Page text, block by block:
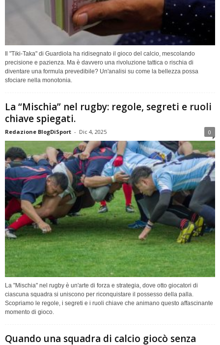
Il "Tiki-Taka" di Guardiola ha ridisegnato il gioco del calcio, mescolando
precisione e pazienza. Ma è davvero una rivoluzione tattica o rischia di
diventare una formula prevedibile? Un'analisi su come la bellezza possa
sfociare nella monotonia.
La “Mischia” nel rugby: regole, segreti e ruoli
chiave spiegati.
Redazione BlogDiSport - Dic 4, 2025 0
La "Mischia" nel rugby è un'arte di forza e strategia, dove otto giocatori di
ciascuna squadra si uniscono per riconquistare il possesso della palla.
Scopriamo le regole, i segreti e i ruoli chiave che animano questo affascinante
momento di gioco.
Quando una squadra di calcio giocò senza